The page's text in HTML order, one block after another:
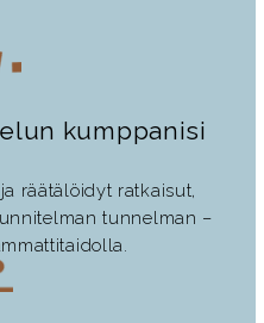
kumppanisi
räätälöidyt ratkaisut,
tunnelman –